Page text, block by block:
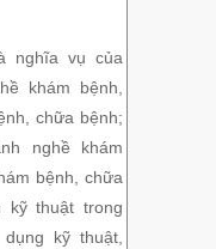
nghĩa vụ của
khám bệnh,
chữa bệnh;
nghề khám
bệnh, chữa
kỹ thuật trong
kỹ thuật,